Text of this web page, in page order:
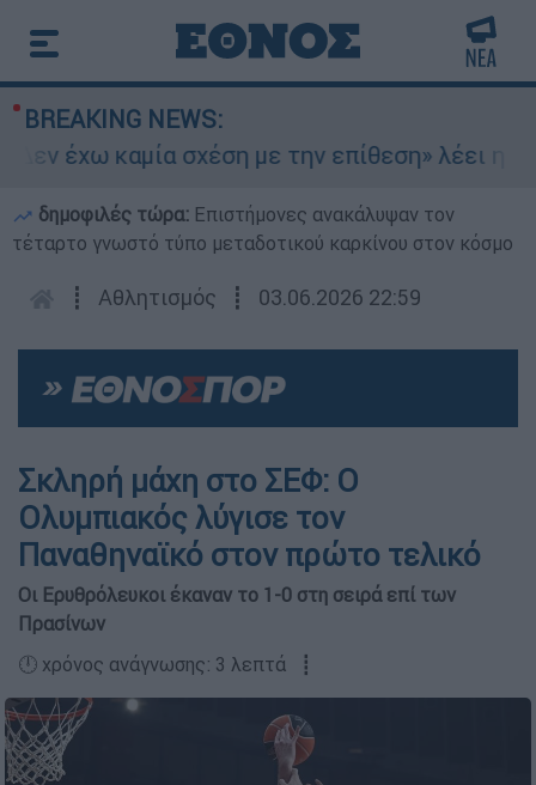
BREAKING NEWS:
έχω καμία σχέση με την επίθεση» λέει η
δημοφιλές τώρα: Επιστήμονες ανακάλυψαν τον
τέταρτο γνωστό τύπο μεταδοτικού καρκίνου στον κόσμο
┋ Αθλητισμός ┋ 03.06.2026 22:59
Σκληρή μάχη στο ΣΕΦ: Ο
Ολυμπιακός λύγισε τον
Παναθηναϊκό στον πρώτο τελικό
Οι Ερυθρόλευκοι έκαναν το 1-0 στη σειρά επί των
Πρασίνων
🕛 χρόνος ανάγνωσης: 3 λεπτά ┋